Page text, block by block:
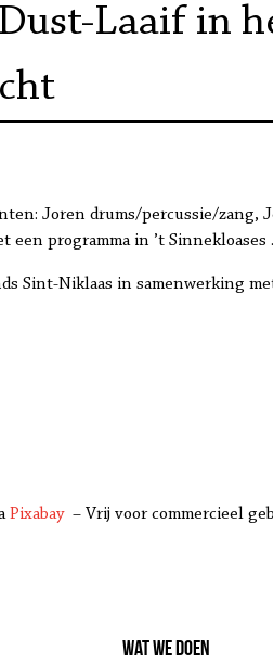
Laaif in
Joren drums/percussie/zang,
programma in ’t Sinnekloases
Sint-Niklaas in samenwerking
Pixabay– Vrij voor commercieel
Wat we doen